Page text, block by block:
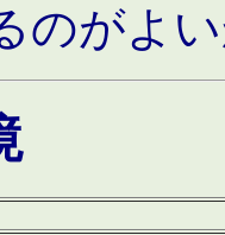
のがよ